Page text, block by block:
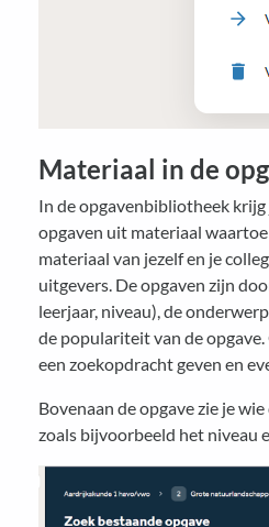
Materiaal in de
In de opgavenbibliotheek
opgaven uit materiaal
materiaal van jezelf en je
uitgevers. De opgaven zijn
leerjaar, niveau), de
de populariteit van de
een zoekopdracht geven en
Bovenaan de opgave zie je
zoals bijvoorbeeld het niveau